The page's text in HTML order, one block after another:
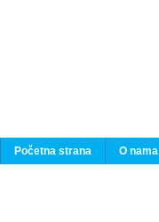
Početna strana O nama